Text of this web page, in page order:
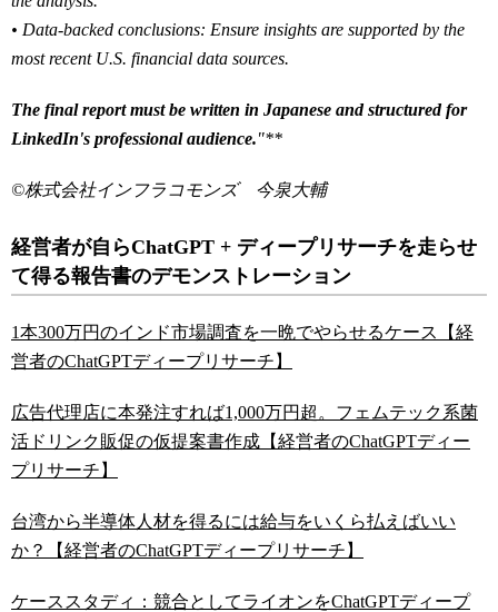
• Data-backed conclusions: Ensure insights are supported by the
most recent U.S. financial data sources.
The final report must be written in Japanese and structured for
LinkedIn's professional audience."**
©️株式会社インフラコモンズ 今泉大輔
経営者が自らChatGPT + ディープリサーチを走らせ
て得る報告書のデモンストレーション
1本300万円のインド市場調査を一晩でやらせるケース【経
営者のChatGPTディープリサーチ】
広告代理店に本発注すれば1,000万円超。フェムテック系菌
活ドリンク販促の仮提案書作成【経営者のChatGPTディー
プリサーチ】
台湾から半導体人材を得るには給与をいくら払えばいい
か？【経営者のChatGPTディープリサーチ】
ケーススタディ：競合としてライオンをChatGPTディープ